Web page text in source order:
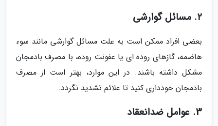
2. مسائل گوارشی
بعضی افراد ممکن است به علت مسائل گوارشی مانند سوء
هاضمه، گازهای روده ای یا عفونت روده، با مصرف بادمجان
مشکل داشته باشند. در این موارد، بهتر است از مصرف
بادمجان خودداری کنید تا علائم تشدید نگردد.
3. عوامل ضدانعقاد